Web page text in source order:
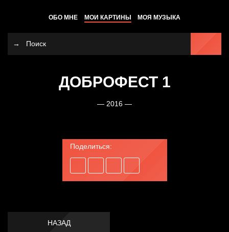
ОБО МНЕ МОИ КАРТИНЫ МОЯ МУЗЫКА
ДОБРОФЕСТ 1
— 2016 —
Поделиться:
НАЗАД